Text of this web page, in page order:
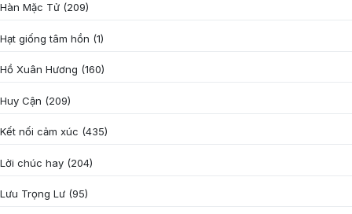
Hàn Mặc Tử (209)
Hạt giống tâm hồn (1)
Hồ Xuân Hương (160)
Huy Cận (209)
Kết nối cảm xúc (435)
Lời chúc hay (204)
Lưu Trọng Lư (95)